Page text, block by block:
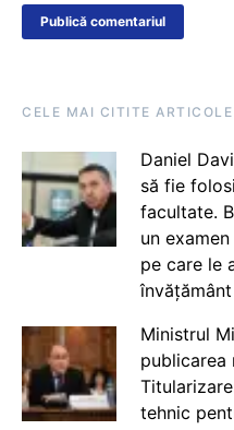
CELE MAI CITITE ARTICOLE
Daniel
să fie
facultate.
un
pe care le
Ministrul
publicarea
tehnic